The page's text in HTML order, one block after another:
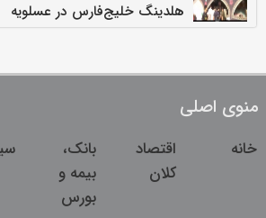
هلدینگ خلیج‌فارس در عسلویه
منوی اصلی
خانه
اقتصاد
کلان
بانک،
بیمه و
بورس